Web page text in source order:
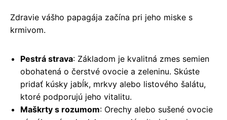
Zdravie vášho papagája začína pri jeho miske s
krmivom.
Pestrá strava: Základom je kvalitná zmes semien
obohatená o čerstvé ovocie a zeleninu. Skúste
pridať kúsky jabĺk, mrkvy alebo listového šalátu,
ktoré podporujú jeho vitalitu.
Maškrty s rozumom: Orechy alebo sušené ovocie